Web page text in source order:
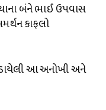
બંને ભાઈ ઉપવાસ
કાફલો
આ અનોખી અને